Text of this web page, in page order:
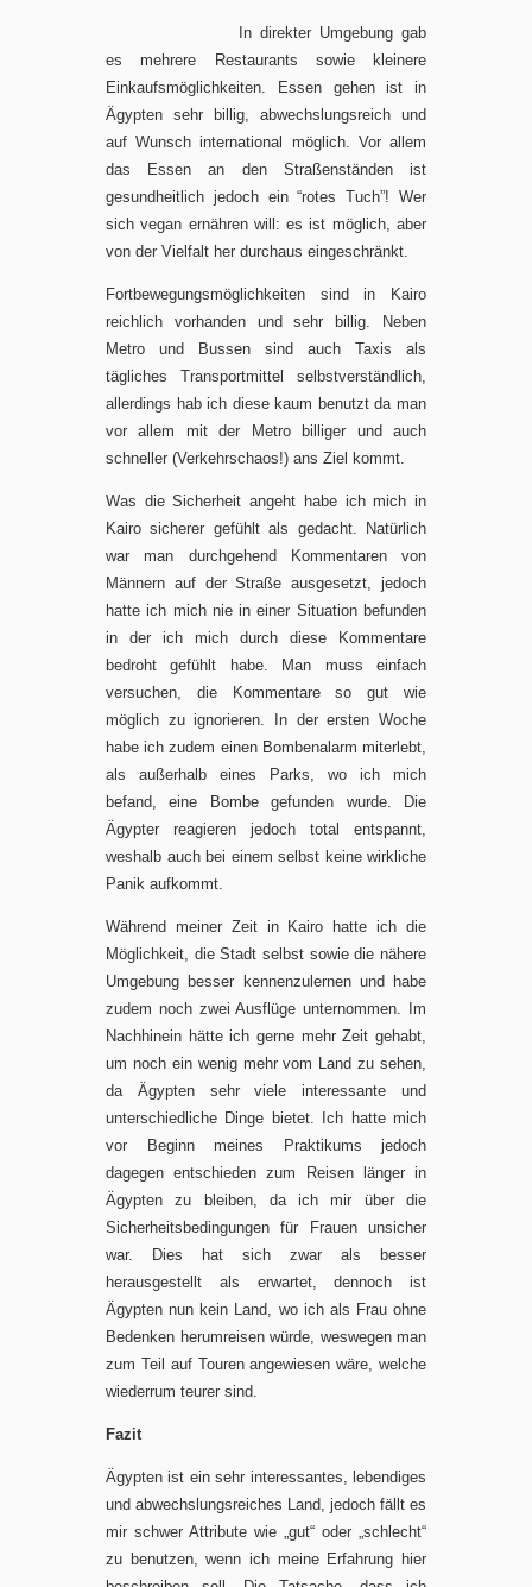
In direkter Umgebung gab
es mehrere Restaurants sowie kleinere
Einkaufsmöglichkeiten. Essen gehen ist in
Ägypten sehr billig, abwechslungsreich und
auf Wunsch international möglich. Vor allem
das Essen an den Straßenständen ist
gesundheitlich jedoch ein “rotes Tuch”! Wer
sich vegan ernähren will: es ist möglich, aber
von der Vielfalt her durchaus eingeschränkt.
Fortbewegungsmöglichkeiten sind in Kairo
reichlich vorhanden und sehr billig. Neben
Metro und Bussen sind auch Taxis als
tägliches Transportmittel selbstverständlich,
allerdings hab ich diese kaum benutzt da man
vor allem mit der Metro billiger und auch
schneller (Verkehrschaos!) ans Ziel kommt.
Was die Sicherheit angeht habe ich mich in
Kairo sicherer gefühlt als gedacht. Natürlich
war man durchgehend Kommentaren von
Männern auf der Straße ausgesetzt, jedoch
hatte ich mich nie in einer Situation befunden
in der ich mich durch diese Kommentare
bedroht gefühlt habe. Man muss einfach
versuchen, die Kommentare so gut wie
möglich zu ignorieren. In der ersten Woche
habe ich zudem einen Bombenalarm miterlebt,
als außerhalb eines Parks, wo ich mich
befand, eine Bombe gefunden wurde. Die
Ägypter reagieren jedoch total entspannt,
weshalb auch bei einem selbst keine wirkliche
Panik aufkommt.
Während meiner Zeit in Kairo hatte ich die
Möglichkeit, die Stadt selbst sowie die nähere
Umgebung besser kennenzulernen und habe
zudem noch zwei Ausflüge unternommen. Im
Nachhinein hätte ich gerne mehr Zeit gehabt,
um noch ein wenig mehr vom Land zu sehen,
da Ägypten sehr viele interessante und
unterschiedliche Dinge bietet. Ich hatte mich
vor Beginn meines Praktikums jedoch
dagegen entschieden zum Reisen länger in
Ägypten zu bleiben, da ich mir über die
Sicherheitsbedingungen für Frauen unsicher
war. Dies hat sich zwar als besser
herausgestellt als erwartet, dennoch ist
Ägypten nun kein Land, wo ich als Frau ohne
Bedenken herumreisen würde, weswegen man
zum Teil auf Touren angewiesen wäre, welche
wiederrum teurer sind.
Fazit
Ägypten ist ein sehr interessantes, lebendiges
und abwechslungsreiches Land, jedoch fällt es
mir schwer Attribute wie „gut“ oder „schlecht“
zu benutzen, wenn ich meine Erfahrung hier